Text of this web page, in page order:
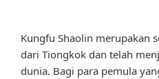
Kungfu Shaolin merupakan
dari Tiongkok dan telah
dunia. Bagi para pemula